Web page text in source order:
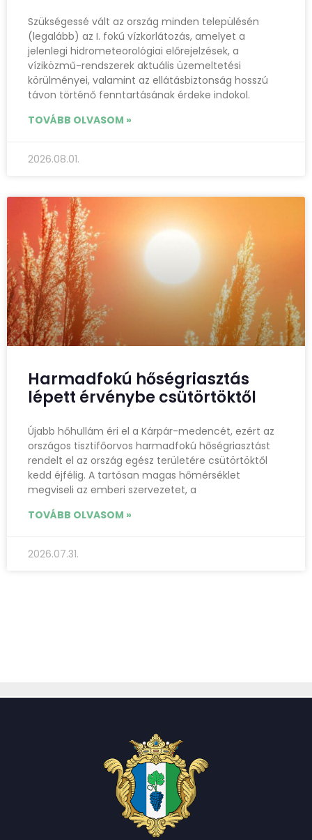
Szükségessé vált az ország minden településén
(legalább) az I. fokú vízkorlátozás, amelyet a
jelenlegi hidrometeorológiai előrejelzések, a
víziközmű-rendszerek aktuális üzemeltetési
körülményei, valamint az ellátásbiztonság hosszú
távon történő fenntartásának érdeke indokol.
TOVÁBB OLVASOM »
2026.08.01.
Harmadfokú hőségriasztás
lépett érvénybe csütörtöktől
Újabb hőhullám éri el a Kárpár-medencét, ezért az
országos tisztifőorvos harmadfokú hőségriasztást
rendelt el az ország egész területére csütörtöktől
kedd éjfélig. A tartósan magas hőmérséklet
megviseli az emberi szervezetet, a
TOVÁBB OLVASOM »
2026.07.31.